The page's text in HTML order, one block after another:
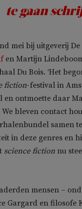
te gaan
mei bij uitgeverij De
en Martijn
Du Bois. ‘Het
fiction-festival in
en ontmoette daar
We bleven contact
samen
in deze genres en
science fiction nu
mensen –
Gargard en filosofe